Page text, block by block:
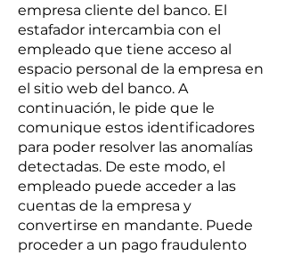
empresa cliente del banco. El
estafador intercambia con el
empleado que tiene acceso al
espacio personal de la empresa en
el sitio web del banco. A
continuación, le pide que le
comunique estos identificadores
para poder resolver las anomalías
detectadas. De este modo, el
empleado puede acceder a las
cuentas de la empresa y
convertirse en mandante. Puede
proceder a un pago fraudulento